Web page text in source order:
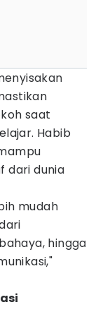
saat
Habib
dari dunia
mudah
hingga